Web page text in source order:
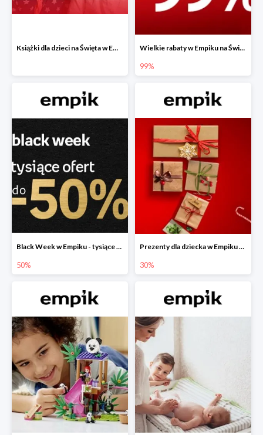
Książki dla dzieci na Święta w Empiku do -40% Wielkie rabaty w Empiku na Święta - piąty produkt -99%
99%
Black Week w Empiku - tysiące produktów do -50%
50%
Prezenty dla dziecka w Empiku do -30%
30%